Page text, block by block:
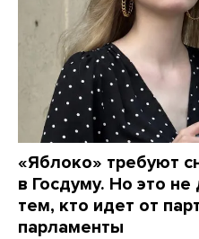
«Яблоко» требуют
в Госдуму. Но это
тем, кто идет от
парламенты